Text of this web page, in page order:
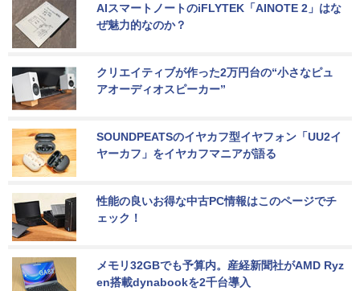
AIスマートノートのiFLYTEK「AINOTE 2」はな
ぜ魅力的なのか？
クリエイティブが作った2万円台の“小さなピュ
アオーディオスピーカー”
SOUNDPEATSのイヤカフ型イヤフォン「UU2イ
ヤーカフ」をイヤカフマニアが語る
性能の良いお得な中古PC情報はこのページでチ
ェック！
メモリ32GBでも予算内。産経新聞社がAMD Ryz
en搭載dynabookを2千台導入